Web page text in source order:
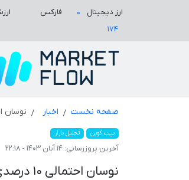
ارز دیجیتال ۰
فارکس
۱۷۴
صفحه نخست اخبار نوسان احتمالی ۱۰ درصدی بیت‌کوین
بیت کوین تحلیل بازار
آخرین بروزرسانی:۱۴ آبان ۱۴۰۳ - ۲۲:۱۸
نوسان احتمالی ۱۰ درصدی بیت‌کوین با توجه به نتایج انتخابات آمریکا